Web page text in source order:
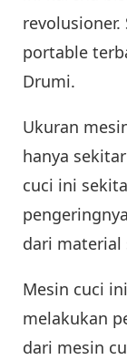
portable
Drumi.
Ukuran
hanya
cuci ini
dari material
Mesin cuci
melakukan
dari mesin